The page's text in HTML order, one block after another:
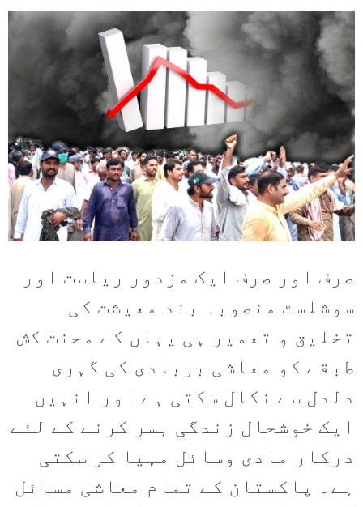
صرف اور صرف ایک مزدور ریاست اور
سوشلسٹ منصوبہ بند معیشت کی
تخلیق و تعمیر ہی یہاں کے محنت کش
طبقے کو معاشی بربادی کی گہری
دلدل سے نکال سکتی ہے اور انہیں
ایک خوشحال زندگی بسر کرنے کے لئے
درکار مادی وسائل مہیا کر سکتی
ہے۔ پاکستان کے تمام معاشی مسائل